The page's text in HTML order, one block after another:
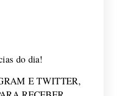
do dia!
E TWITTER,